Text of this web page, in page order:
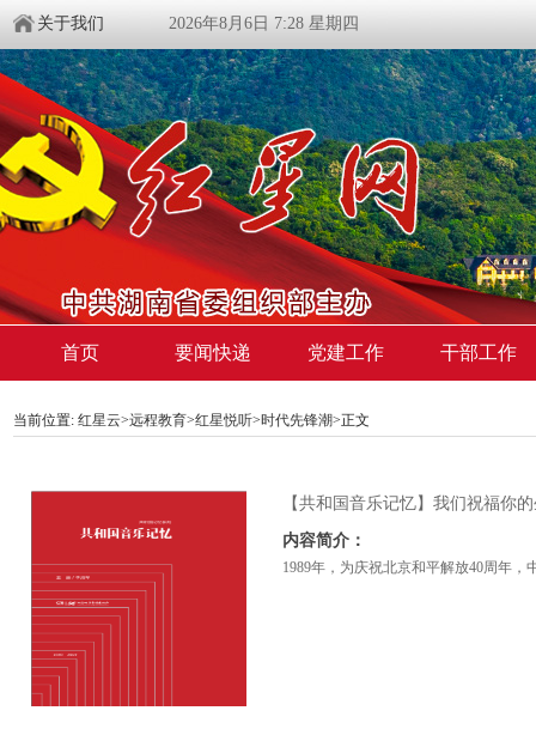
关于我们 2026年8月6日 7:28 星期四
首页 要闻快递 党建工作 干部工作
当前位置: 红星云>远程教育>红星悦听>时代先锋潮>正文
【共和国音乐记忆】我们祝福
内容简介：
1989年，为庆祝北京和平解放40周年